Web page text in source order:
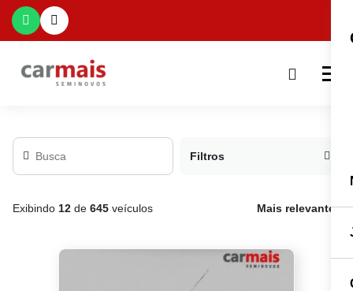
Filtros
Exibindo 12 de 645 veículos Mais relevante